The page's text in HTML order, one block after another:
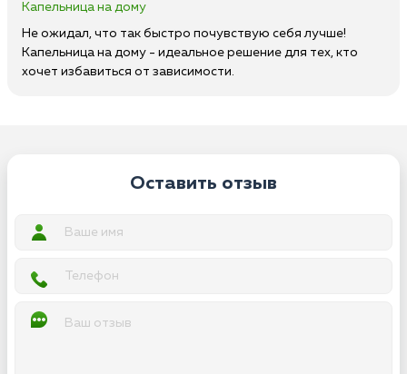
Капельница на дому
Не ожидал, что так быстро почувствую себя лучше!
Капельница на дому - идеальное решение для тех, кто
хочет избавиться от зависимости.
Оставить отзыв